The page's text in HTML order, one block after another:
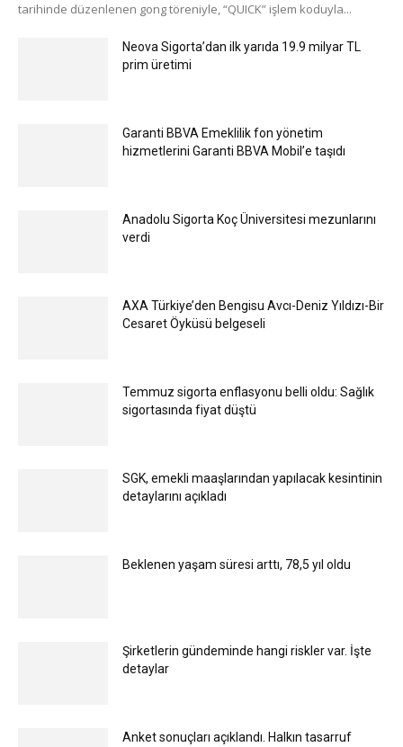
tarihinde düzenlenen gong töreniyle, “QUICK” işlem koduyla...
Neova Sigorta’dan ilk yarıda 19.9 milyar TL
prim üretimi
Garanti BBVA Emeklilik fon yönetim
hizmetlerini Garanti BBVA Mobil’e taşıdı
Anadolu Sigorta Koç Üniversitesi mezunlarını
verdi
AXA Türkiye’den Bengisu Avcı-Deniz Yıldızı-Bir
Cesaret Öyküsü belgeseli
Temmuz sigorta enflasyonu belli oldu: Sağlık
sigortasında fiyat düştü
SGK, emekli maaşlarından yapılacak kesintinin
detaylarını açıkladı
Beklenen yaşam süresi arttı, 78,5 yıl oldu
Şirketlerin gündeminde hangi riskler var. İşte
detaylar
Anket sonuçları açıklandı. Halkın tasarruf